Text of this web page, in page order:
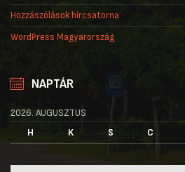
Hozzászólások hírcsatorna
WordPress Magyarország
NAPTÁR
2026. AUGUSZTUS
H
K S C